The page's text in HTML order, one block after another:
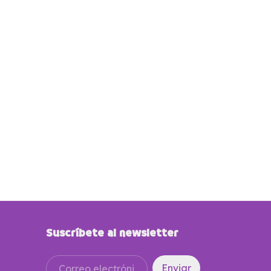
Suscríbete al newsletter